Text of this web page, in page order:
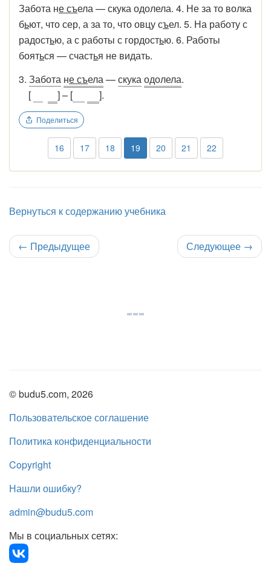
Забота не съела — скука одолела. 4. Не за то волка
бьют, что сер, а за то, что овцу съел. 5. На работу с
радостью, а с работы с гордостью. 6. Работы
бояться — счастья не видать.
3. Забота не съела—скукаодолела.
[
] – [ ].
Поделиться
16 17 18 19 20 21 22
Вернуться к содержанию учебника
← Предыдущее Следующее →
© budu5.com, 2026
Пользовательское соглашение
Политика конфиденциальности
Copyright
Нашли ошибку?
admin@budu5.com
Мы в социальных сетях: